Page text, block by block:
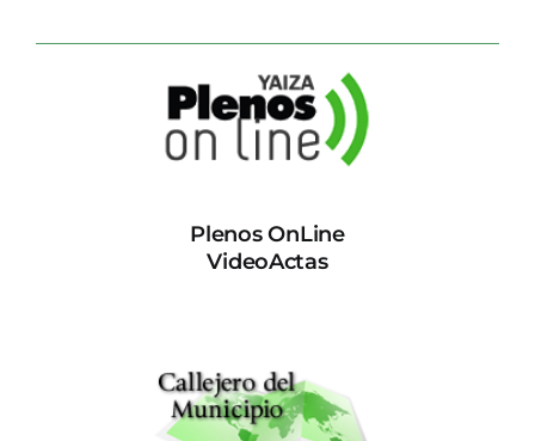
Plenos OnLine
VideoActas